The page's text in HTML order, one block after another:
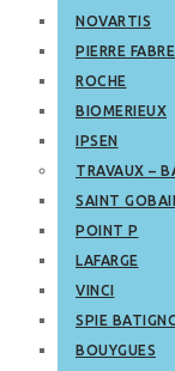
NOVARTIS
PIERRE FABRE
ROCHE
BIOMERIEUX
IPSEN
TRAVAUX –
SAINT
POINT P
LAFARGE
VINCI
SPIE
BOUYGUES